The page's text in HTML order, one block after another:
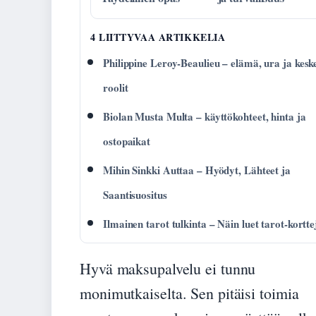
4 LIITTYVAA ARTIKKELIA
Philippine Leroy-Beaulieu – elämä, ura ja
roolit
Biolan Musta Multa – käyttökohteet, hinta ja
ostopaikat
Mihin Sinkki Auttaa – Hyödyt, Lähteet ja
Saantisuositus
Ilmainen tarot tulkinta – Näin luet tarot-
Hyvä maksupalvelu ei tunnu
monimutkaiselta. Sen pitäisi toimia